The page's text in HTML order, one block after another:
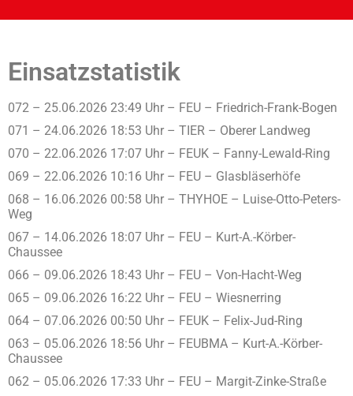
Einsatzstatistik
072 – 25.06.2026 23:49 Uhr – FEU – Friedrich-Frank-Bogen
071 – 24.06.2026 18:53 Uhr – TIER – Oberer Landweg
070 – 22.06.2026 17:07 Uhr – FEUK – Fanny-Lewald-Ring
069 – 22.06.2026 10:16 Uhr – FEU – Glasbläserhöfe
068 – 16.06.2026 00:58 Uhr – THYHOE – Luise-Otto-Peters-
Weg
067 – 14.06.2026 18:07 Uhr – FEU – Kurt-A.-Körber-
Chaussee
066 – 09.06.2026 18:43 Uhr – FEU – Von-Hacht-Weg
065 – 09.06.2026 16:22 Uhr – FEU – Wiesnerring
064 – 07.06.2026 00:50 Uhr – FEUK – Felix-Jud-Ring
063 – 05.06.2026 18:56 Uhr – FEUBMA – Kurt-A.-Körber-
Chaussee
062 – 05.06.2026 17:33 Uhr – FEU – Margit-Zinke-Straße